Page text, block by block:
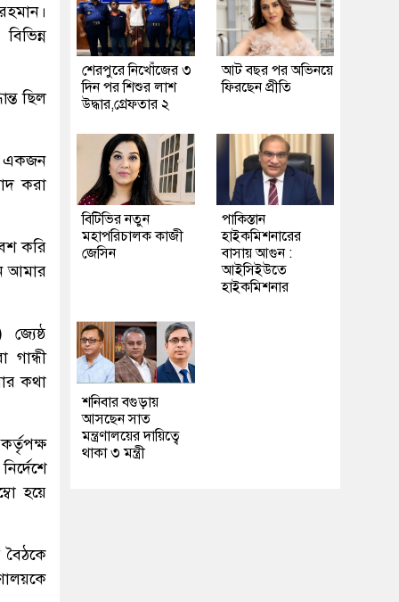
ছিল
একজন
করা
করি
আমার
গান্ধী
কথা
হয়ে
বৈঠকে
শেরপুরে নিখোঁজের ৩
দিন পর শিশুর লাশ
উদ্ধার,গ্রেফতার ২
আট বছর পর অভিনয়ে
ফিরছেন প্রীতি
বিটিভির নতুন
মহাপরিচালক কাজী
জেসিন
পাকিস্তান
হাইকমিশনারের
বাসায় আগুন :
আইসিইউতে
হাইকমিশনার
শনিবার বগুড়ায়
আসছেন সাত
মন্ত্রণালয়ের দায়িত্বে
থাকা ৩ মন্ত্রী